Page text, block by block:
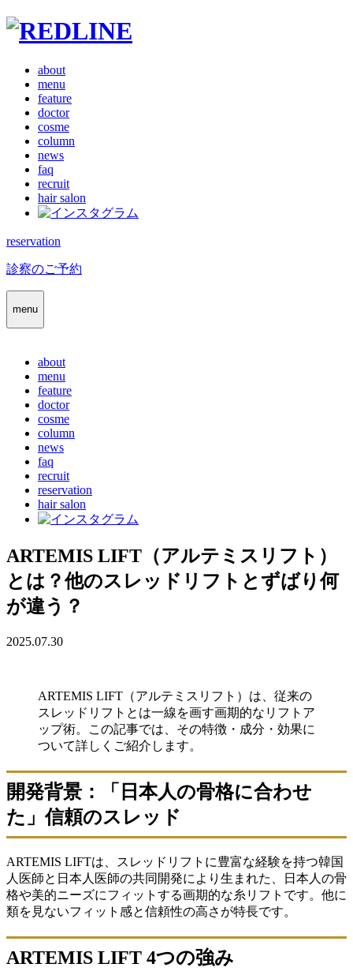
about
menu
feature
doctor
cosme
column
news
faq
recruit
hair salon
reservation
診察のご予約
menu
about
menu
feature
doctor
cosme
column
news
faq
recruit
reservation
hair salon
ARTEMIS LIFT（アルテミスリフト）
とは？他のスレッドリフトとずばり何
が違う？
2025.07.30
ARTEMIS LIFT（アルテミスリフト）は、従来の
スレッドリフトとは一線を画す画期的なリフトア
ップ術。この記事では、その特徴・成分・効果に
ついて詳しくご紹介します。
開発背景：「日本人の骨格に合わせ
た」信頼のスレッド
ARTEMIS LIFTは、スレッドリフトに豊富な経験を持つ韓国
人医師と日本人医師の共同開発により生まれた、日本人の骨
格や美的ニーズにフィットする画期的な糸リフトです。他に
類を見ないフィット感と信頼性の高さが特長です。
ARTEMIS LIFT 4つの強み